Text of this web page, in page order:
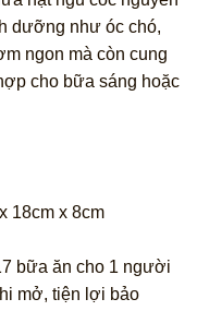
dưỡng như óc chó,
ngon mà còn cung
cho bữa sáng hoặc
18cm x 8cm
bữa ăn cho 1 người
mở, tiện lợi bảo